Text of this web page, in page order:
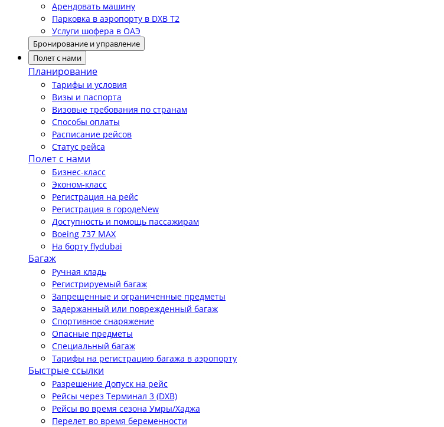
Арендовать машину
Парковка в аэропорту в DXB T2
Услуги шофера в ОАЭ
Бронирование и управление
Полет с нами
Планирование
Тарифы и условия
Визы и паспорта
Визовые требования по странам
Способы оплаты
Расписание рейсов
Статус рейса
Полет с нами
Бизнес-класс
Эконом-класс
Регистрация на рейс
Регистрация в городеNew
Доступность и помощь пассажирам
Boeing 737 MAX
На борту flydubai
Багаж
Ручная кладь
Регистрируемый багаж
Запрещенные и ограниченные предметы
Задержанный или поврежденный багаж
Спортивное снаряжение
Опасные предметы
Специальный багаж
Тарифы на регистрацию багажа в аэропорту
Быстрые ссылки
Разрешение Допуск на рейс
Рейсы через Терминал 3 (DXB)
Рейсы во время сезона Умры/Хаджа
Перелет во время беременности